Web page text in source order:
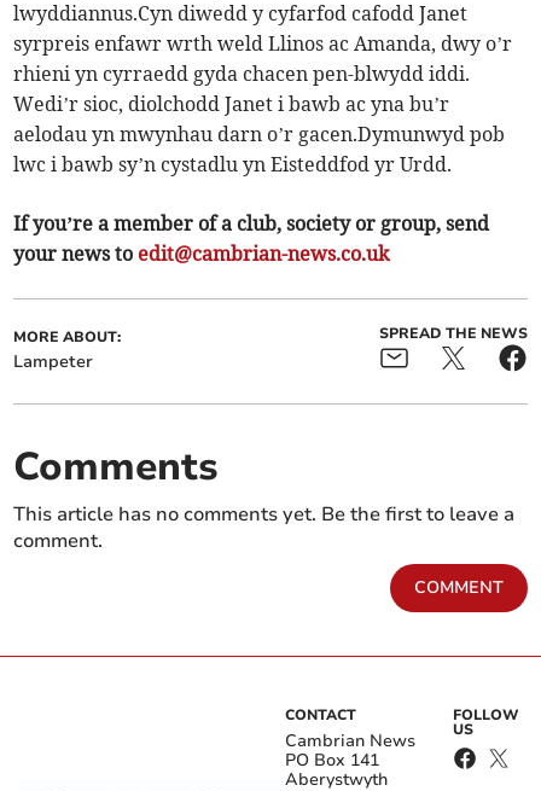
lwyddiannus.Cyn diwedd y cyfarfod cafodd Janet
syrpreis enfawr wrth weld Llinos ac Amanda, dwy o’r
rhieni yn cyrraedd gyda chacen pen-blwydd iddi.
Wedi’r sioc, diolchodd Janet i bawb ac yna bu’r
aelodau yn mwynhau darn o’r gacen.Dymunwyd pob
lwc i bawb sy’n cystadlu yn Eisteddfod yr Urdd.
If you’re a member of a club, society or group, send
your news to edit@cambrian-news.co.uk
MORE ABOUT:
Lampeter
SPREAD THE NEWS
Comments
This article has no comments yet. Be the first to leave a
comment.
COMMENT
CONTACT
Cambrian News
PO Box 141
Aberystwyth
FOLLOW
US